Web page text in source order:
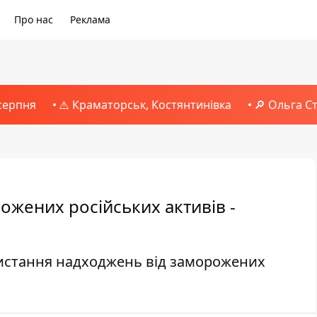
Про нас Реклама
⚠️ Краматорськ, Костянтинівка 🔎 Ольга
російських активів -
надходжень від заморожених